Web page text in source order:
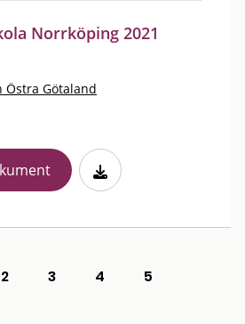
Norrköping 2021
Östra Götaland
2 3 4 5